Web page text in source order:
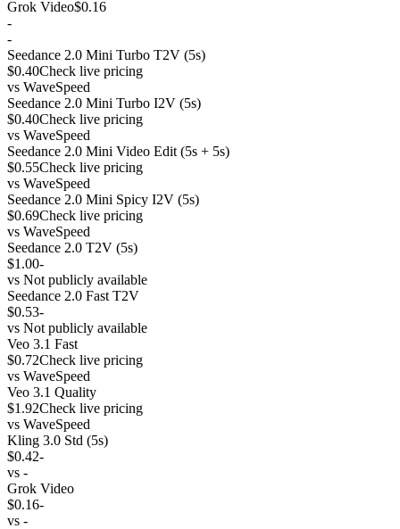
Grok Video$0.16
-
-
Seedance 2.0 Mini Turbo T2V (5s)
$0.40Check live pricing
vs WaveSpeed
Seedance 2.0 Mini Turbo I2V (5s)
$0.40Check live pricing
vs WaveSpeed
Seedance 2.0 Mini Video Edit (5s + 5s)
$0.55Check live pricing
vs WaveSpeed
Seedance 2.0 Mini Spicy I2V (5s)
$0.69Check live pricing
vs WaveSpeed
Seedance 2.0 T2V (5s)
$1.00-
vs Not publicly available
Seedance 2.0 Fast T2V
$0.53-
vs Not publicly available
Veo 3.1 Fast
$0.72Check live pricing
vs WaveSpeed
Veo 3.1 Quality
$1.92Check live pricing
vs WaveSpeed
Kling 3.0 Std (5s)
$0.42-
vs -
Grok Video
$0.16-
vs -